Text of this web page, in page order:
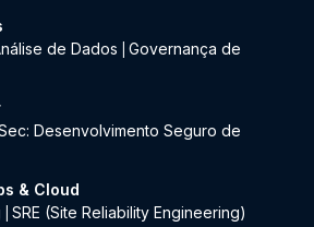
de Dados
Governança de
Desenvolvimento Seguro de
& Cloud
SRE (Site Reliability Engineering)